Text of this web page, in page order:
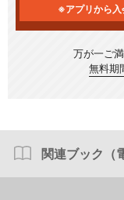
※アプリから入
万が一ご
無料期
関連ブック（